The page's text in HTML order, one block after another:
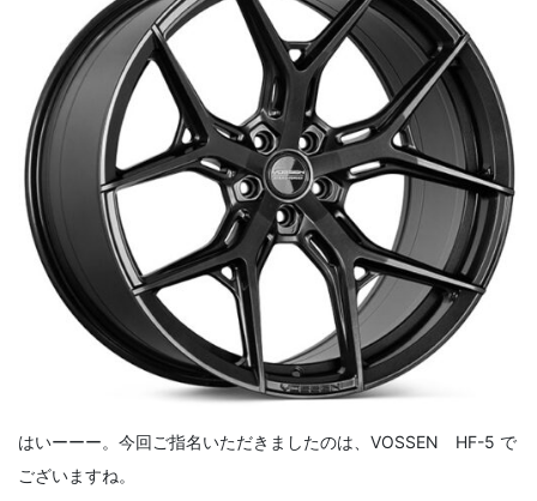
はいーーー。今回ご指名いただきましたのは、VOSSEN HF-5 で
ございますね。